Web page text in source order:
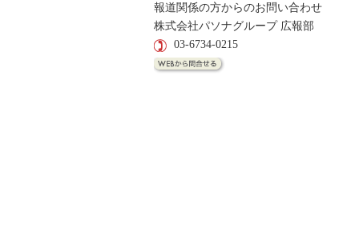
報道関係の方からのお問い合わせ
株式会社パソナグループ 広報部
03-6734-0215